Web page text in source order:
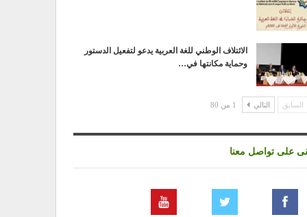
الائتلاف الوطني للغة العربية يدعو لتفعيل الدستور
وحماية مكانتها في…
السابق التالي 1 من 80
على تواصل معنا